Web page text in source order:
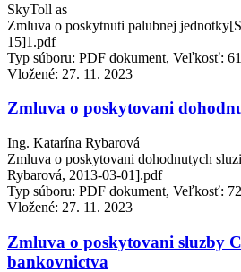
SkyToll as
Zmluva o poskytnuti palubnej
15]1.pdf
Typ súboru: PDF dokument, Veľkosť:
Vložené: 27. 11. 2023
Zmluva o poskytovani
Ing. Katarína Rybarová
Zmluva o poskytovani dohodnutych
Rybarová, 2013-03-01].pdf
Typ súboru: PDF dokument, Veľkosť:
Vložené: 27. 11. 2023
Zmluva o poskytovani sluzby
bankovnictva